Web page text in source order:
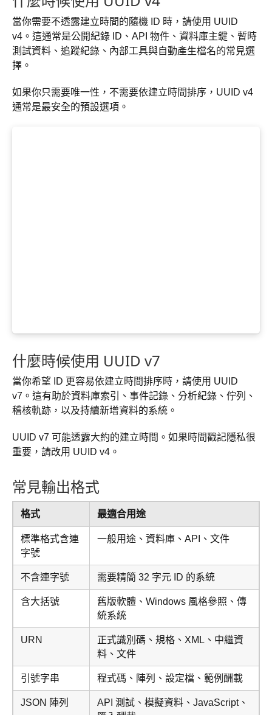
當你需要不透露建立時間的隨機 ID 時，請使用 UUID
v4。這通常是公開紀錄 ID、API 物件、資料庫主鍵、暫時
測試資料、追蹤紀錄、內部工具與自動產生檔名的常見選
擇。
如果你只需要唯一性，不需要依建立時間排序，UUID v4
通常是最安全的預設選項。
什麼時候使用 UUID v7
當你希望 ID 更容易依建立時間排序時，請使用 UUID
v7。這有助於資料庫索引、事件記錄、分析紀錄、佇列、
稽核軌跡，以及持續新增資料的系統。
UUID v7 可能透露大約的建立時間。如果時間戳記隱私很
重要，請改用 UUID v4。
常見輸出格式
格式 最適合用途
標準格式含連
字號
一般用途、資料庫、API、文件
不含連字號 需要精簡 32 字元 ID 的系統
含大括號
舊版軟體、Windows 風格參照、傳
統系統
URN
正式識別碼、規格、XML、中繼資
料、文件
引號字串 程式碼、陣列、設定檔、範例酬載
JSON 陣列
API 測試、模擬資料、JavaScript、